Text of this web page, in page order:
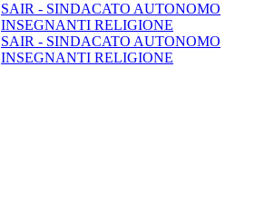
SAIR - SINDACATO AUTONOMO
INSEGNANTI RELIGIONE
SAIR - SINDACATO AUTONOMO
INSEGNANTI RELIGIONE